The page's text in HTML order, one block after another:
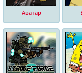
Аватар